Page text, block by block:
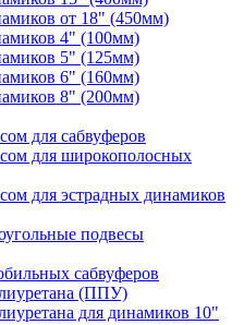
от 18" (450мм)
4" (100мм)
5" (125мм)
6" (160мм)
8" (200мм)
для сабвуферов
для широкополосных
для эстрадных динамиков
подвесы
сабвуферов
(ППУ)
для динамиков 10"